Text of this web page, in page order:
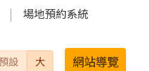
場地預約系統
設 大 網站導覽